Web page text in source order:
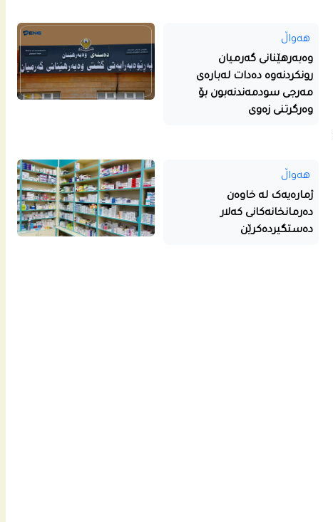
هەواڵ
وەبەرهێنانی گەرمیان
رونکردنەوە دەدات لەبارەی
مەرجی سودمەندنەبون بۆ
وەرگرتنی زەوی
هەواڵ
ژمارەیەک لە خاوەن
دەرمانخانەکانی کەلار
دەستگیردەکرێن